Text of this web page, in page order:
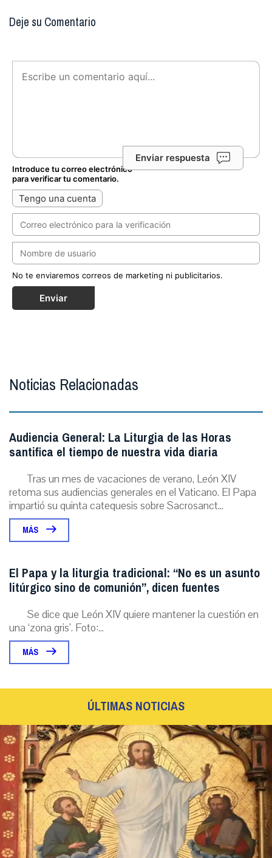
Deje su Comentario
Enviar respuesta
Introduce tu correo electrónico
para verificar tu comentario.
Tengo una cuenta
No te enviaremos correos de marketing ni publicitarios.
Enviar
Noticias Relacionadas
Audiencia General: La Liturgia de las Horas
santifica el tiempo de nuestra vida diaria
Tras un mes de vacaciones de verano, León XIV
retoma sus audiencias generales en el Vaticano. El Papa
impartió su quinta catequesis sobre Sacrosanct...
MÁS
El Papa y la liturgia tradicional: “No es un asunto
litúrgico sino de comunión”, dicen fuentes
Se dice que León XIV quiere mantener la cuestión en
una ‘zona gris’. Foto:...
MÁS
ÚLTIMAS NOTICIAS